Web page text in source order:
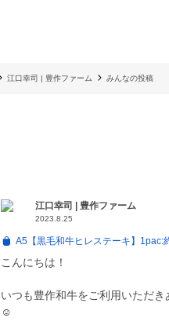
江口幸司 | 豊作ファーム みんなの投稿
江口幸司 | 豊作ファーム
2023.8.25
A5【黒毛和牛ヒレステーキ】1pac:
こんにちは！
いつも豊作和牛をご利用いただ
☺️